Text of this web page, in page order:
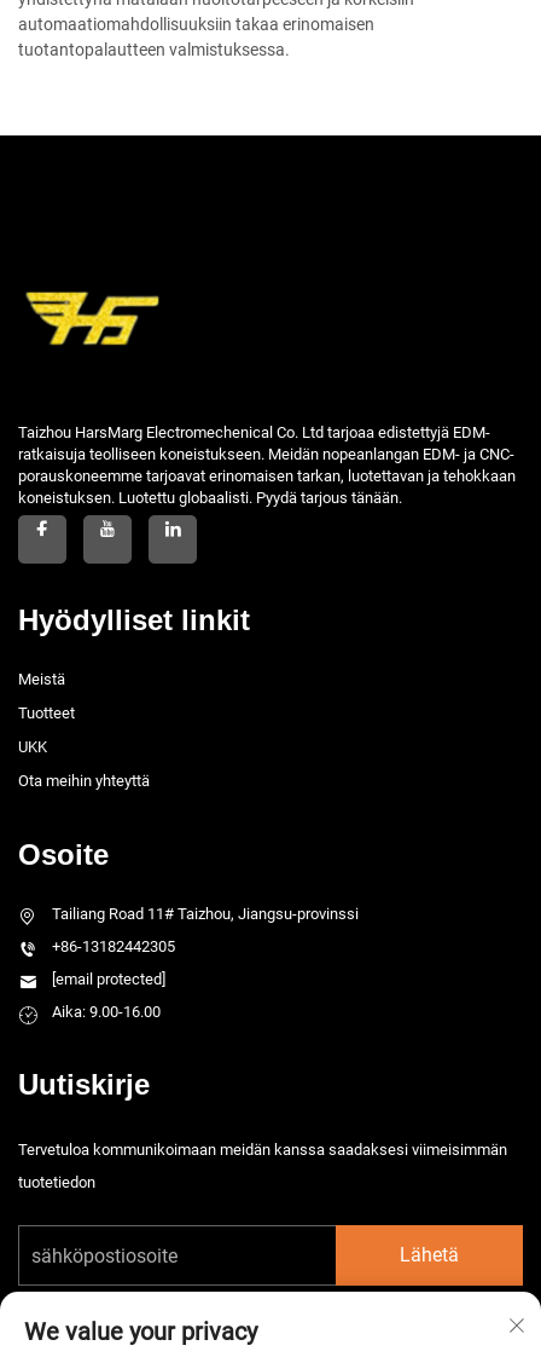
automaatiomahdollisuuksiin takaa erinomaisen
tuotantopalautteen valmistuksessa.
Taizhou HarsMarg Electromechenical Co. Ltd tarjoaa edistettyjä EDM-
ratkaisuja teolliseen koneistukseen. Meidän nopeanlangan EDM- ja CNC-
porauskoneemme tarjoavat erinomaisen tarkan, luotettavan ja tehokkaan
koneistuksen. Luotettu globaalisti. Pyydä tarjous tänään.
Hyödylliset linkit
Meistä
Tuotteet
UKK
Ota meihin yhteyttä
Osoite
Tailiang Road 11# Taizhou, Jiangsu-provinssi
+86-13182442305
[email protected]
Aika: 9.00-16.00
Uutiskirje
Tervetuloa kommunikoimaan meidän kanssa saadaksesi viimeisimmän
tuotetiedon
Lähetä
We value your privacy